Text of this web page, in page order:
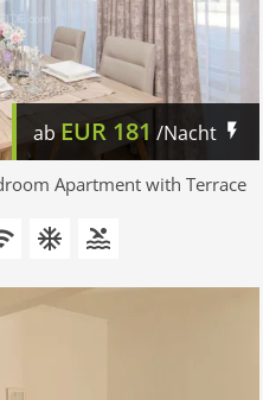
abEUR 181 /Nacht
Apartment with Terrace